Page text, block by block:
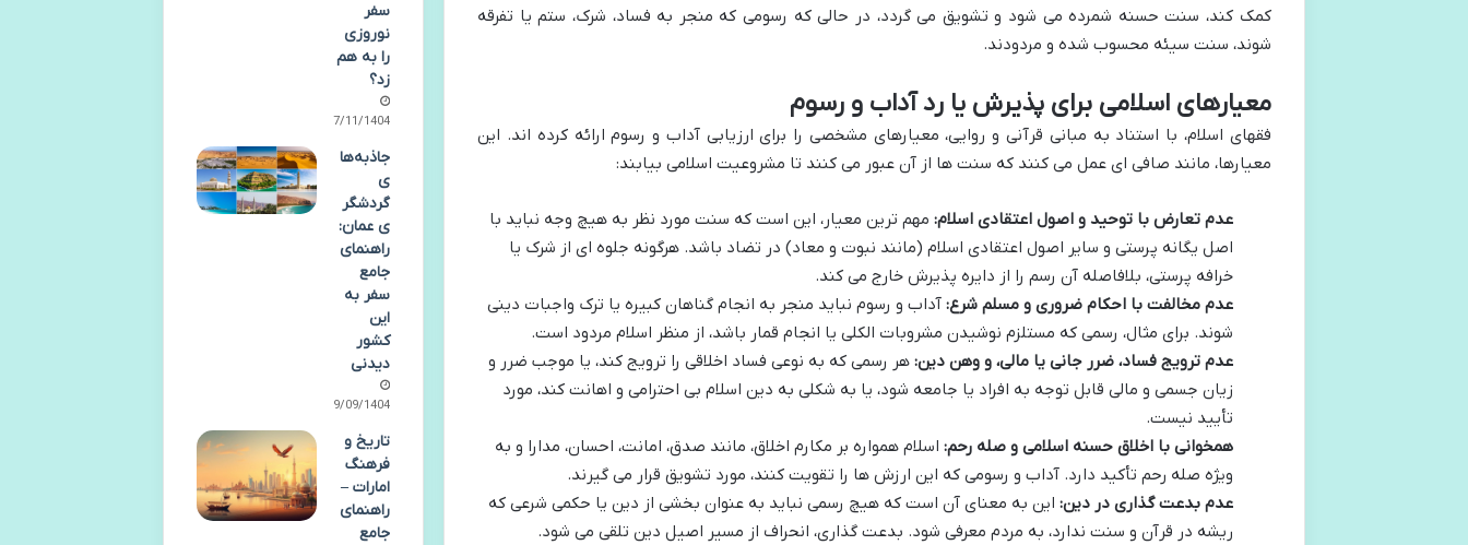
کمک کند، سنت حسنه شمرده می شود و تشویق می گردد، در حالی که رسومی که منجر به فساد، شرک، ستم یا تفرقه
شوند، سنت سیئه محسوب شده و مردودند.
معیارهای اسلامی برای پذیرش یا رد آداب و رسوم
فقهای اسلام، با استناد به مبانی قرآنی و روایی، معیارهای مشخصی را برای ارزیابی آداب و رسوم ارائه کرده اند. این
معیارها، مانند صافی ای عمل می کنند که سنت ها از آن عبور می کنند تا مشروعیت اسلامی بیابند:
عدم تعارض با توحید و اصول اعتقادی اسلام: مهم ترین معیار، این است که سنت مورد نظر به هیچ وجه نباید با
اصل یگانه پرستی و سایر اصول اعتقادی اسلام (مانند نبوت و معاد) در تضاد باشد. هرگونه جلوه ای از شرک یا
خرافه پرستی، بلافاصله آن رسم را از دایره پذیرش خارج می کند.
عدم مخالفت با احکام ضروری و مسلم شرع: آداب و رسوم نباید منجر به انجام گناهان کبیره یا ترک واجبات دینی
شوند. برای مثال، رسمی که مستلزم نوشیدن مشروبات الکلی یا انجام قمار باشد، از منظر اسلام مردود است.
عدم ترویج فساد، ضرر جانی یا مالی، و وهن دین: هر رسمی که به نوعی فساد اخلاقی را ترویج کند، یا موجب ضرر و
زیان جسمی و مالی قابل توجه به افراد یا جامعه شود، یا به شکلی به دین اسلام بی احترامی و اهانت کند، مورد
تأیید نیست.
همخوانی با اخلاق حسنه اسلامی و صله رحم: اسلام همواره بر مکارم اخلاق، مانند صدق، امانت، احسان، مدارا و به
ویژه صله رحم تأکید دارد. آداب و رسومی که این ارزش ها را تقویت کنند، مورد تشویق قرار می گیرند.
عدم بدعت گذاری در دین: این به معنای آن است که هیچ رسمی نباید به عنوان بخشی از دین یا حکمی شرعی که
ریشه در قرآن و سنت ندارد، به مردم معرفی شود. بدعت گذاری، انحراف از مسیر اصیل دین تلقی می شود.
سفر
نوروزی
را به هم
زد؟
27/11/1404
جاذبه‌ها
ی
گردشگر
ی عمان:
راهنمای
جامع
سفر به
این
کشور
دیدنی
29/09/1404
تاریخ و
فرهنگ
امارات –
راهنمای
جامع